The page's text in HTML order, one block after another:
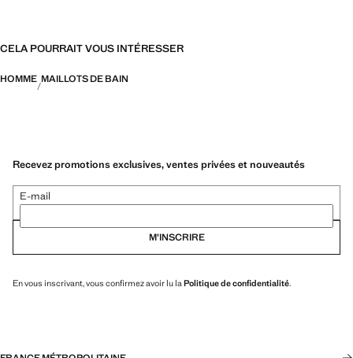
CELA POURRAIT VOUS INTÉRESSER
HOMME MAILLOTS DE BAIN
Recevez promotions exclusives, ventes privées et nouveautés
E-mail
M’INSCRIRE
En vous inscrivant, vous confirmez avoir lu la Politique de confidentialité.